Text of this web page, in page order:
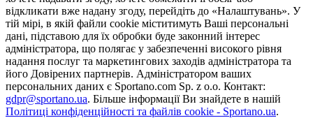
відкликати вже надану згоду, перейдіть до «Налаштувань». У
тій мірі, в якій файли cookie міститимуть Ваші персональні
дані, підставою для їх обробки буде законний інтерес
адміністратора, що полягає у забезпеченні високого рівня
надання послуг та маркетингових заходів адміністратора та
його Довірених партнерів. Адміністратором ваших
персональних даних є Sportano.com Sp. z o.o. Контакт:
gdpr@sportano.ua. Більше інформації Ви знайдете в нашій
Політиці конфіденційності та файлів cookie - Sportano.ua.